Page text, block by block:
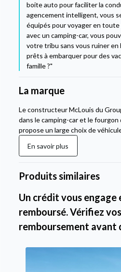
boite auto pour faciliter la
agencement intelligent, vous
équipés pour voyager en toute
avec un camping-car, vous
votre tribu sans vous ruiner
prêts à embarquer pour des
famille ?"
La marque
Le constructeur McLouis du
dans le camping-car et le
propose un large choix de
En savoir plus
Produits similaires
Un crédit vous
remboursé. Vérifiez
remboursement avant